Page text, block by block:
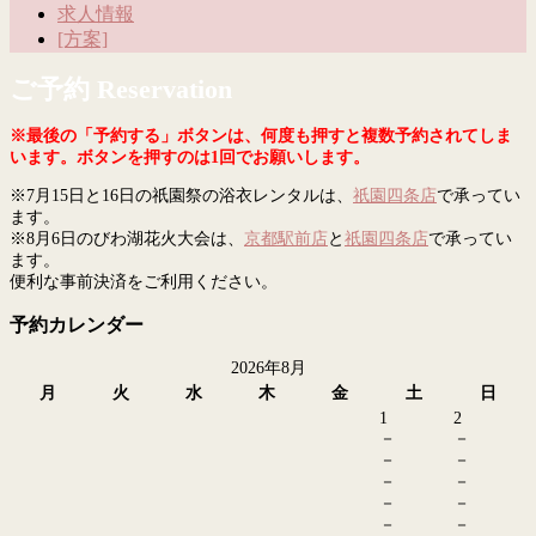
求人情報
[方案]
ご予約 Reservation
※最後の「予約する」ボタンは、何度も押すと複数予約されてしま
います。ボタンを押すのは1回でお願いします。
※7月15日と16日の祇園祭の浴衣レンタルは、 祇園四条店で承ってい
ます。
※8月6日のびわ湖花火大会は、 京都駅前店 と 祇園四条店で承ってい
ます。
便利な事前決済をご利用ください。
予約カレンダー
2026年8月
月
火 水 木 金 土
日
1
－
－
－
－
－
2
－
－
－
－
－